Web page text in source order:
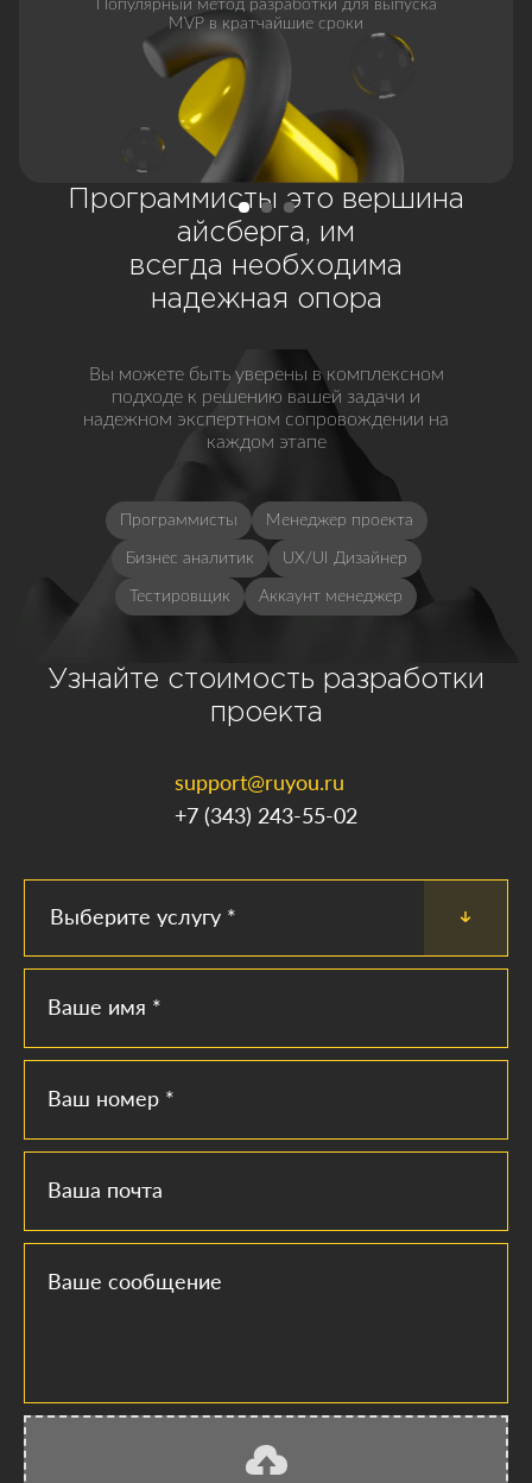
Популярный метод разработки для выпуска
MVP в кратчайшие сроки
Программисты это вершина
айсберга, им
всегда необходима
надежная опора
Вы можете быть уверены в комплексном
подходе к решению вашей задачи и
надежном экспертном сопровождении на
каждом этапе
Программисты Менеджер проекта
Бизнес аналитик UX/UI Дизайнер
Тестировщик Аккаунт менеджер
Узнайте стоимость разработки
проекта
support@ruyou.ru
+7 (343) 243-55-02
Выберите услугу *
Ваше имя *
Ваш номер *
Ваша почта
Ваше сообщение